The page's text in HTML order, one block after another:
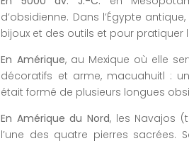
d’obsidienne. Dans l’Égypte
bijoux et des outils et pour pratiquer
En Amérique, au Mexique où elle
décoratifs et arme, macuahuitl :
était formé de plusieurs longues
En Amérique du Nord, les Navajos
l’une des quatre pierres sacrées.